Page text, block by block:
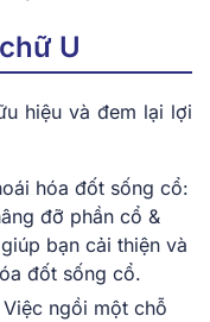
U
hiệu và đem lại lợi
hóa đốt sống cổ:
đỡ phần cổ &
bạn cải thiện và
đốt sống cổ.
ngồi một chỗ